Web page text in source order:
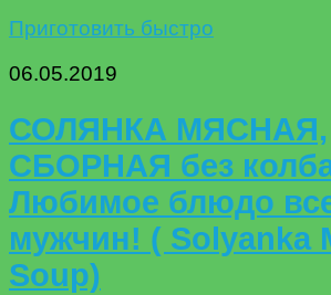
Приготовить быстро
06.05.2019
СОЛЯНКА МЯСНАЯ,
СБОРНАЯ без
Любимое блюдо
мужчин! ( Solyanka
Soup)